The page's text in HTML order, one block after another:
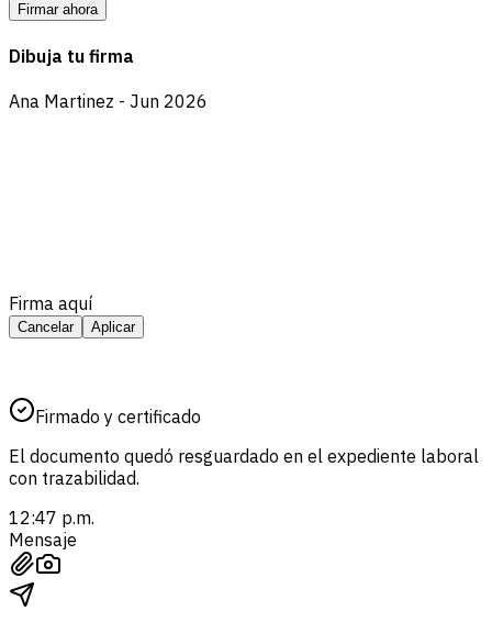
Firmar ahora
Dibuja tu firma
Ana Martinez - Jun 2026
Firma aquí
Cancelar Aplicar
Firmado y certificado
El documento quedó resguardado en el expediente laboral
con trazabilidad.
12:47 p.m.
Mensaje